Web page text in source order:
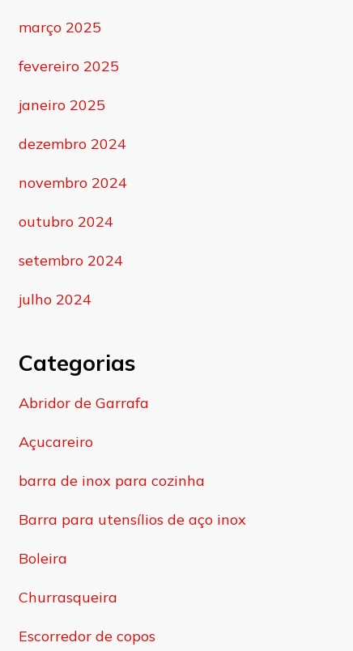
março 2025
fevereiro 2025
janeiro 2025
dezembro 2024
novembro 2024
outubro 2024
setembro 2024
julho 2024
Categorias
Abridor de Garrafa
Açucareiro
barra de inox para cozinha
Barra para utensílios de aço inox
Boleira
Churrasqueira
Escorredor de copos